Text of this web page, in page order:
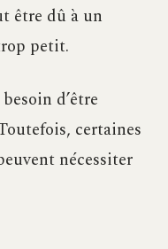
être dû à un
petit.
d’être
certaines
nécessiter